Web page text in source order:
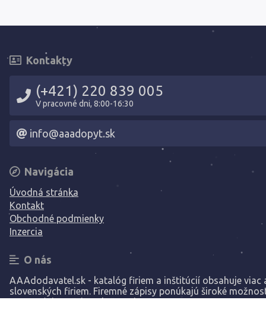
Kontakty
(+421) 220 839 005
V pracovné dni, 8:00-16:30
info@aaadopyt.sk
Navigácia
Úvodná stránka
Kontakt
Obchodné podmienky
Inzercia
O nás
AAAdodavatel.sk - katalóg firiem a inštitúcií obsahuje viac
slovenských firiem. Firemné zápisy ponúkajú široké
prezentáciu vašej spoločnosti.